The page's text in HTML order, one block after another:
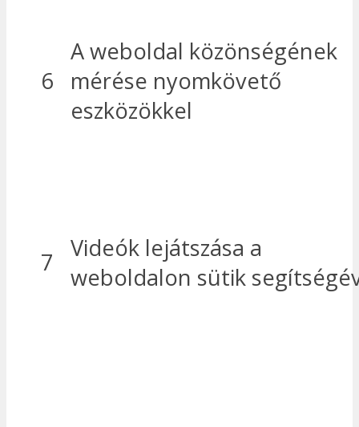
6
A weboldal közönségének
mérése nyomkövető
eszközökkel
7
Videók lejátszása a
weboldalon sütik